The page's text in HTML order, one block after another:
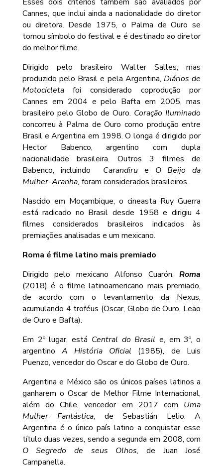
Cannes, que inclui ainda a nacionalidade do diretor
ou diretora. Desde 1975, o Palma de Ouro se
tornou símbolo do festival e é destinado ao diretor
do melhor filme.
Dirigido pelo brasileiro Walter Salles, mas
produzido pelo Brasil e pela Argentina, Diários de
Motocicletafoi considerado coprodução por
Cannes em 2004 e pelo Bafta em 2005, mas
brasileiro pelo Globo de Ouro. Coração Iluminado
concorreu à Palma de Ouro como produção entre
Brasil e Argentina em 1998. O longa é dirigido por
Hector Babenco, argentino com dupla
nacionalidade brasileira. Outros 3 filmes de
Babenco, incluindo Carandiru e O Beijo da
Mulher-Aranha, foram considerados brasileiros.
Nascido em Moçambique, o cineasta Ruy Guerra
está radicado no Brasil desde 1958 e dirigiu 4
filmes considerados brasileiros indicados às
premiações analisadas e um mexicano.
Roma é filme latino mais premiado
Dirigido pelo mexicano Alfonso Cuarón,Roma
(2018) é o filme latinoamericano mais premiado,
de acordo com o levantamento da Nexus,
acumulando 4 troféus (Oscar, Globo de Ouro, Leão
de Ouro e Bafta).
Em 2º lugar, está Central do Brasil e, em 3º, o
argentino A História Oficial (1985),de Luis
Puenzo, vencedor do Oscar e do Globo de Ouro.
Argentina e México são os únicos países latinos a
ganharem o Oscar de Melhor Filme Internacional,
além do Chile, vencedor em 2017 com Uma
Mulher Fantástica, de Sebastián Lelio. A
Argentina é o único país latino a conquistar esse
título duas vezes, sendo a segunda em 2008, com
O Segredo de seus Olhos, de Juan José
Campanella.